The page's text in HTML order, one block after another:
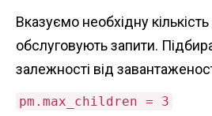
Вказуємо необхідну кількість
обслуговують запити.
залежності від
pm.max_children = 3